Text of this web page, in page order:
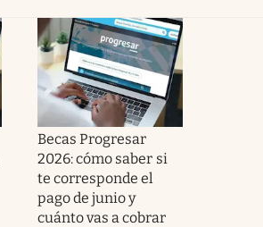
Becas Progresar
2026: cómo saber si
te corresponde el
pago de junio y
cuánto vas a cobrar